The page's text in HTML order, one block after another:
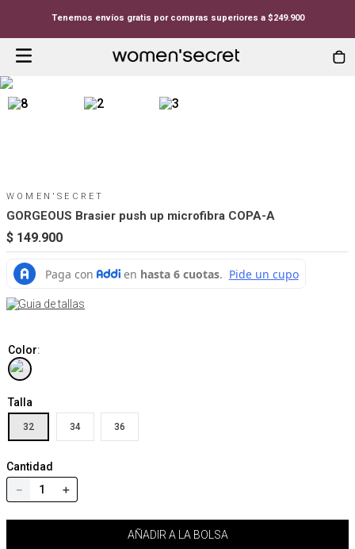
Tenemos envíos gratis por compras superiores a $249.900
WOMEN'SECRET
GORGEOUS Brasier push up microfibra COPA-A
$ 149.900
Guia de tallas
Color:
Talla
32 34 36
Cantidad
＋
－
AÑADIR A LA BOLSA